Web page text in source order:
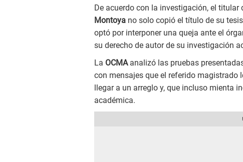
De acuerdo con la investigación, el
Montoya no solo copió el título de su
optó por interponer una queja ante el
su derecho de autor de su investigación
La OCMA analizó las pruebas
con mensajes que el referido magistrado
llegar a un arreglo y, que incluso mienta
académica.